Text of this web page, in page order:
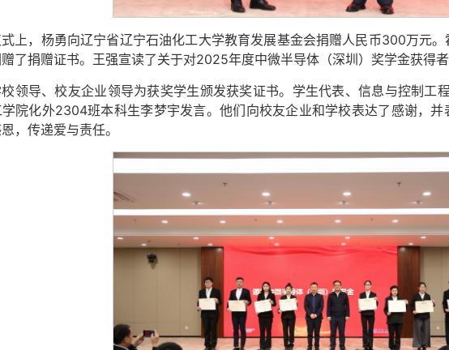
上，杨勇向辽宁省辽宁石油化工大学教育发展基金会捐赠人民币300万元
了捐赠证书。 王强宣读了关于对2025年度中微半导体（深圳）奖学金获得者
领导、校友企业领导为获奖学生颁发获奖证书。 学生代表、信息与控制工
院化外2304班本科生李梦宇发言。他们向校友企业和学校表达了感谢，并
，传递爱与责任。